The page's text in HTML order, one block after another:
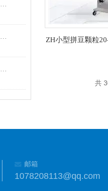
木屑生物质颗粒单人操作自动定量包装秤厂家定制
60头亮钻颗粒盒装不串料除静电称重分装机非标定制
立式半导体芯片颗粒外抽真空包装机厂家
ZH小型拼豆颗粒
共
邮箱
1078208113@qq.com